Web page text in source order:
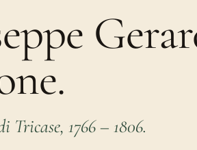
Tricase, 1766 – 1806.